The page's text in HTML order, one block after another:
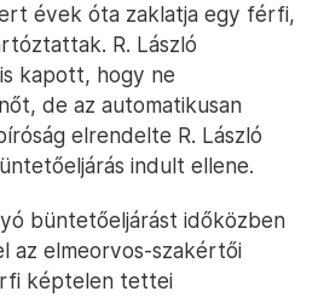
évek óta zaklatja egy férfi,
R. László
kapott, hogy ne
de az automatikusan
elrendelte R. László
indult ellene.
büntetőeljárást időközben
az elmeorvos-szakértői
képtelen tettei